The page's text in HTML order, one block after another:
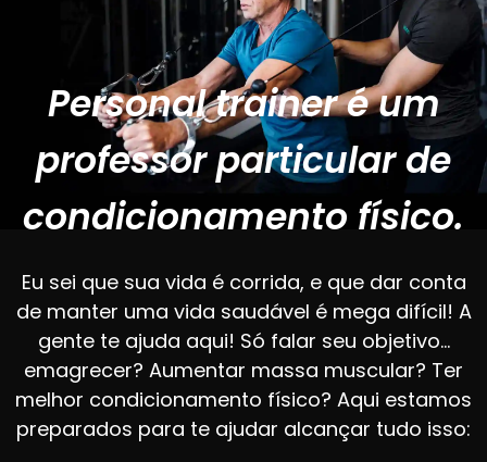
Personal trainer é um
professor particular de
condicionamento físico.
Eu sei que sua vida é corrida, e que dar conta
de manter uma vida saudável é mega difícil! A
gente te ajuda aqui! Só falar seu objetivo…
emagrecer? Aumentar massa muscular? Ter
melhor condicionamento físico? Aqui estamos
preparados para te ajudar alcançar tudo isso: